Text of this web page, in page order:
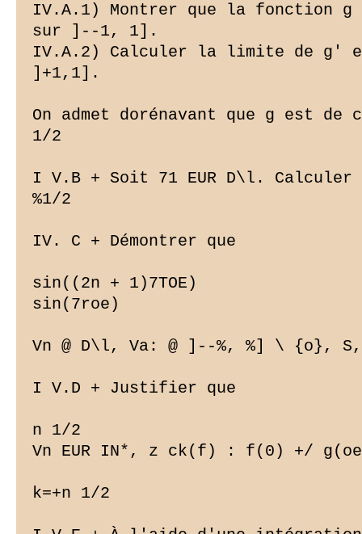
IV.A.1) Montrer que la fonction
sur ]--1, 1].
IV.A.2) Calculer la limite de g'
]+1,1].
On admet dorénavant que g est
1/2
I V.B + Soit 71 EUR D\l.
%1/2
IV. C + Démontrer que
sin((2n + 1)7TOE)
sin(7roe)
Vn @ D\l, Va: @ ]--%, %] \ {o},
I V.D + Justifier que
n 1/2
Vn EUR IN*, z ck(f) : f(0) +/
k=+n 1/2